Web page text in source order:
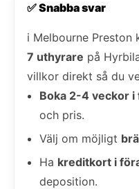
✅ Snabba svar
i Melbourne Preston
7 uthyrare på
villkor direkt så du
Boka 2-4 veckor i
och pris.
Välj om möjligt
Ha kreditkort i
deposition.